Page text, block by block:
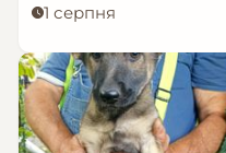
1 серпня